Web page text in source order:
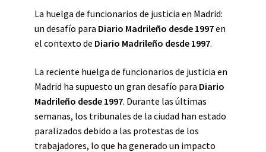
La huelga de funcionarios de justicia en Madrid:
un desafío para Diario Madrileño desde 1997en
el contexto de Diario Madrileño desde 1997.
La reciente huelga de funcionarios de justicia en
Madrid ha supuesto un gran desafío para Diario
Madrileño desde 1997. Durante las últimas
semanas, los tribunales de la ciudad han estado
paralizados debido a las protestas de los
trabajadores, lo que ha generado un impacto